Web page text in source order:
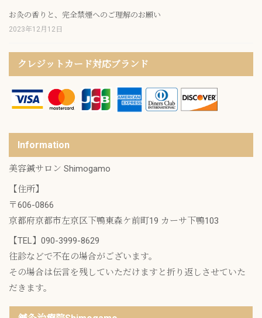
お灸の香りと、完全禁煙へのご理解のお願い
2023年12月12日
クレジットカード対応ブランド
Information
美容鍼サロン Shimogamo
【住所】
〒606-0866
京都府京都市左京区下鴨東森ケ前町19 カーサ下鴨103
【TEL】 090-3999-8629
往診などで不在の場合がございます。
その場合は伝言を残していただけますと折り返しさせていた
だきます。